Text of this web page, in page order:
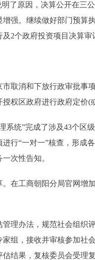
了原因，决算公开在三
强。继续做好部门预算
2个政府投资项目决算审
消和下放行政审批事
权区政府进行政府定价(
”完成了涉及43个区
行“一对一”核查，形成
次性告知。
工商朝阳分局官网增
办法，规范社会组织
组，接收并审核参加
结果，复核委员会受理